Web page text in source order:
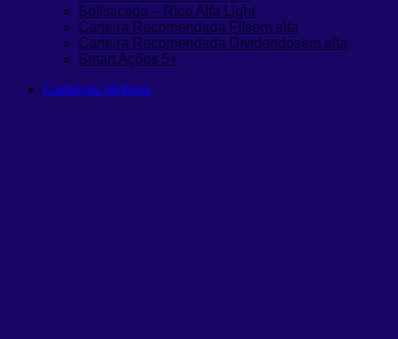
Sofisticada – Rico Alfa Light
Carteira Recomendada FIIsem alta
Carteira Recomendada Dividendosem alta
Smart Ações 5+
Carteiras globais